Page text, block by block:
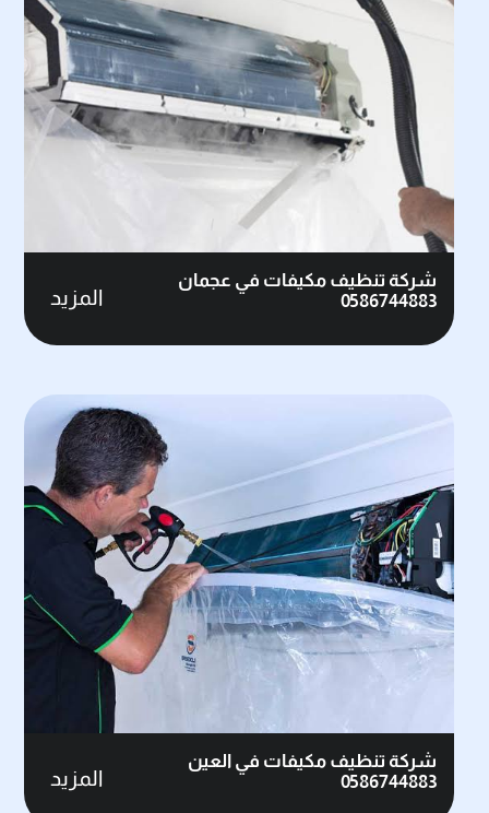
شركة تنظيف مكيفات في عجمان
0586744883
المزيد
شركة تنظيف مكيفات في العين
0586744883
المزيد